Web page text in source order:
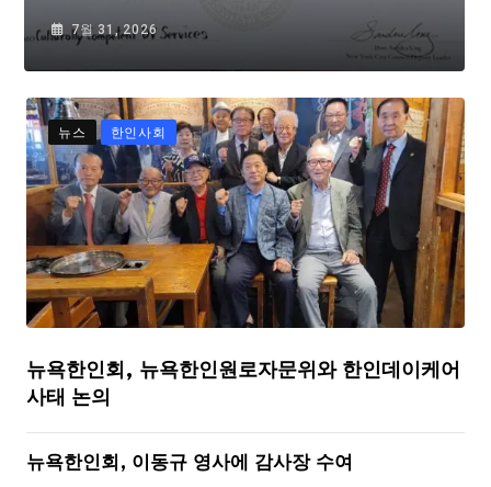
7월 31, 2026
뉴스 한인사회
뉴욕한인회, 뉴욕한인원로자문위와 한인데이케어
사태 논의
뉴욕한인회, 이동규 영사에 감사장 수여